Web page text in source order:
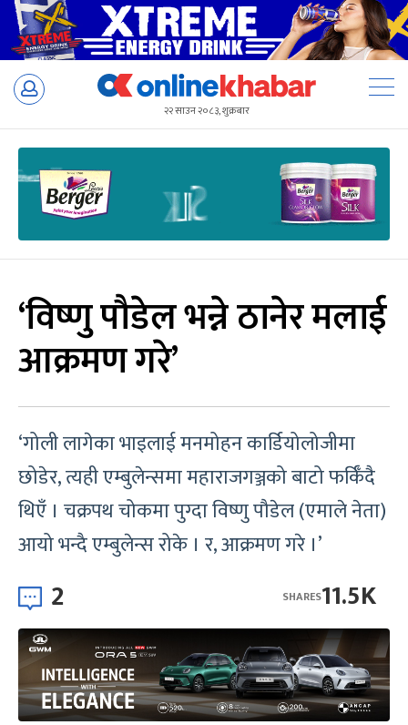
Skip
२२ साउन २०८३, शुक्रबार
‘विष्णु पौडेल भन्ने ठानेर मलाई
आक्रमण गरे’
‘गोली लागेका भाइलाई मनमोहन कार्डियोलोजीमा
छोडेर, त्यही एम्बुलेन्समा महाराजगञ्जको बाटो फर्किँदै
थिएँ । चक्रपथ चोकमा पुग्दा विष्णु पौडेल (एमाले नेता)
आयो भन्दै एम्बुलेन्स रोके । र, आक्रमण गरे ।’
2 11.5K
SHARES